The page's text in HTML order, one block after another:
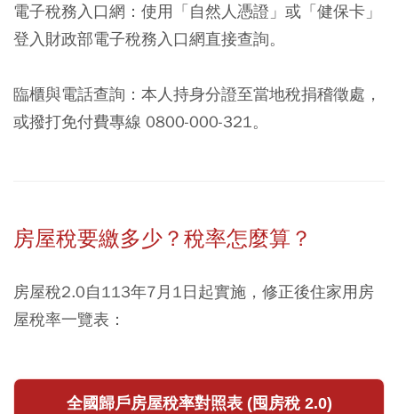
電子稅務入口網： 使用「自然人憑證」或「健保卡」
登入財政部電子稅務入口網直接查詢。
臨櫃與電話查詢： 本人持身分證至當地稅捐稽徵處，
或撥打免付費專線 0800-000-321。
房屋稅要繳多少？稅率怎麼算？
房屋稅2.0自113年7月1日起實施，修正後住家用房
屋稅率一覽表：
全國歸戶房屋稅率對照表 (囤房稅 2.0)